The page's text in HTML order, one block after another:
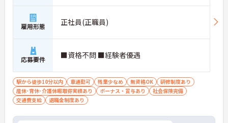
雇用形態 正社員(正職員)
応募要件 ■資格不問 ■経験者優遇
駅から徒歩10分以内 車通勤可 残業少なめ 無資格OK
研修制度あり
産休･育休･介護休暇取得実績あり
ボーナス・賞与あり
社会保険完備
交通費支給
退職金制度あり